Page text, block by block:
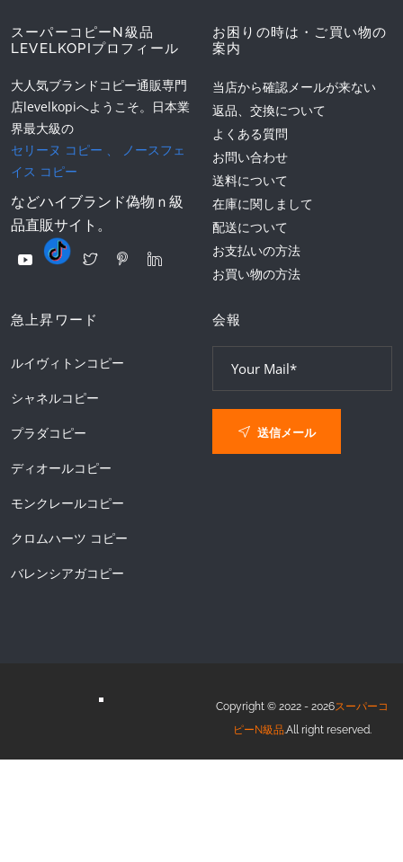
スーパーコピーN級品
LEVELKOPIプロフィール
大人気ブランドコピー通販専門
店levelkopiへようこそ。日本業
界最大級の
セリーヌ コピー 、
ノースフェ
イス コピー
などハイブランド偽物ｎ級
品直販サイト。
お困りの時は・ご買い物の
案内
当店から確認メールが来ない
返品、交換について
よくある質問
お問い合わせ
送料について
在庫に関しまして
配送について
お支払いの方法
お買い物の方法
急上昇ワード
ルイヴィトンコピー
シャネルコピー
プラダコピー
ディオールコピー
モンクレールコピー
クロムハーツ コピー
バレンシアガコピー
会報
送信メール
Copyright © 2022 - 2026スーパーコ
ピーN級品.All right reserved.